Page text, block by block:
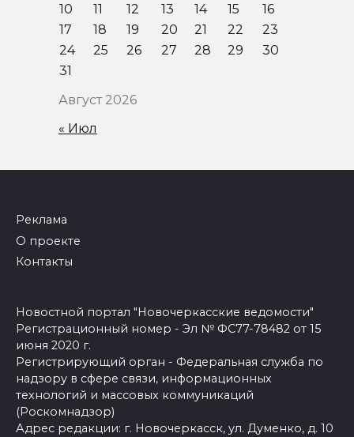
Август 2026
10
11 12 13 14 15
16
17
18 19 20 21 22
23
24
25 26 27 28 29
30
31
« Июл
Реклама
О проекте
Контакты
Новостной портал "Новочеркасские ведомости"
Регистрационный номер - Эл № ФС77-78482 от 15
июня 2020 г.
Регистрирующий орган - Федеральная служба по
надзору в сфере связи, информационных
технологий и массовых коммуникаций
(Роскомнадзор)
Адрес редакции: г. Новочеркасск, ул. Думенко, д. 10